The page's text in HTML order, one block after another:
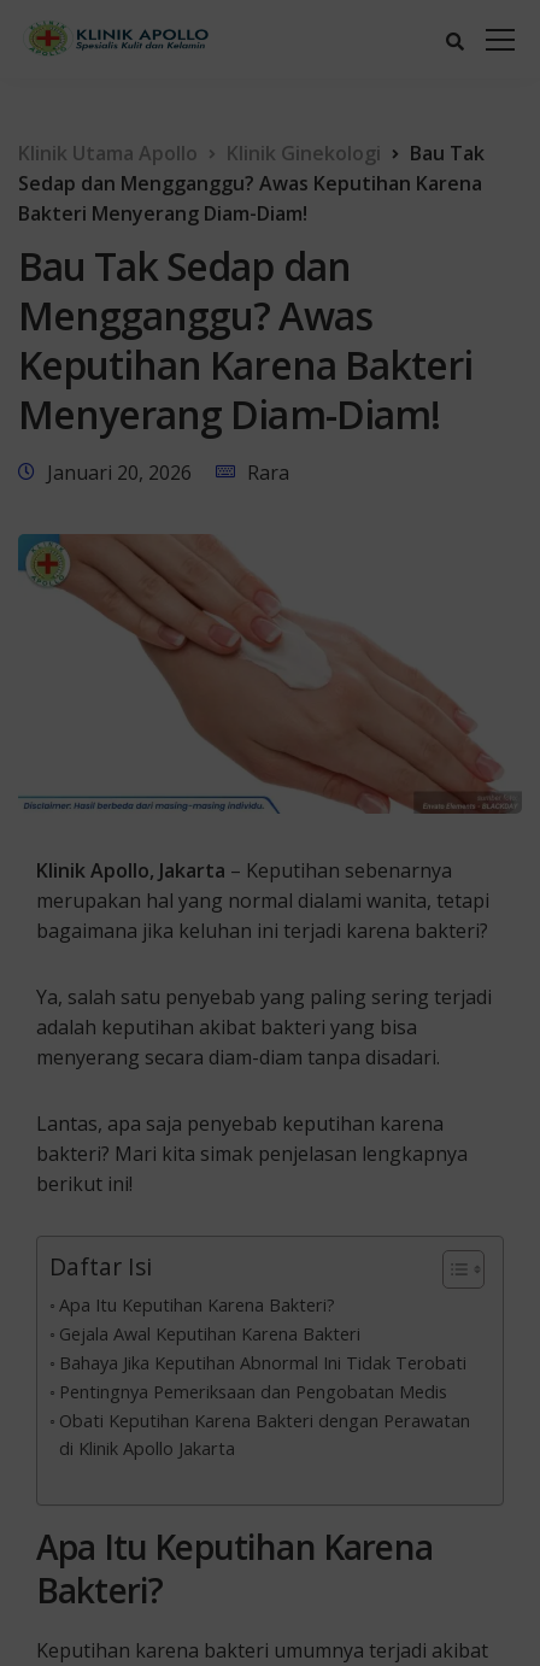
Klinik Utama Apollo Klinik Ginekologi
Bau Tak
Sedap dan Mengganggu? Awas Keputihan Karena
Bakteri Menyerang Diam-Diam!
Bau Tak Sedap dan
Mengganggu? Awas
Keputihan Karena Bakteri
Menyerang Diam-Diam!
Januari 20, 2026 Rara
Klinik Apollo, Jakarta – Keputihan sebenarnya
merupakan hal yang normal dialami wanita, tetapi
bagaimana jika keluhan ini terjadi karena bakteri?
Ya, salah satu penyebab yang paling sering terjadi
adalah keputihan akibat bakteri yang bisa
menyerang secara diam-diam tanpa disadari.
Lantas, apa saja penyebab keputihan karena
bakteri? Mari kita simak penjelasan lengkapnya
berikut ini!
Daftar Isi
Apa Itu Keputihan Karena Bakteri?
Gejala Awal Keputihan Karena Bakteri
Bahaya Jika Keputihan Abnormal Ini Tidak Terobati
Pentingnya Pemeriksaan dan Pengobatan Medis
Obati Keputihan Karena Bakteri dengan Perawatan
di Klinik Apollo Jakarta
Apa Itu Keputihan Karena
Bakteri?
Keputihan karena bakteri umumnya terjadi akibat